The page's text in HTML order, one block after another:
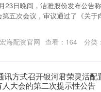
23日晚间，洁雅股份发布公告
五次会议，审议通过了《关于
海配资官网 查看： 164 分类：
讯方式召开银河君荣灵活配
大会的第二次提示性公告